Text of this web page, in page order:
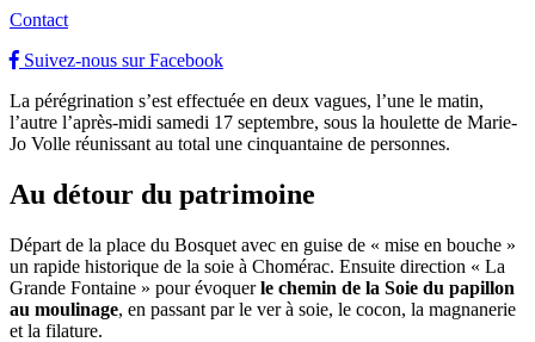
Contact
Suivez-nous sur Facebook
La pérégrination s’est effectuée en deux vagues, l’une le matin,
l’autre l’après-midi samedi 17 septembre, sous la houlette de Marie-
Jo Volle réunissant au total une cinquantaine de personnes.
Au détour du patrimoine
Départ de la place du Bosquet avec en guise de « mise en bouche »
un rapide historique de la soie à Chomérac. Ensuite direction « La
Grande Fontaine » pour évoquerle chemin de la Soie du papillon
au moulinage, en passant par le ver à soie, le cocon, la magnanerie
et la filature.